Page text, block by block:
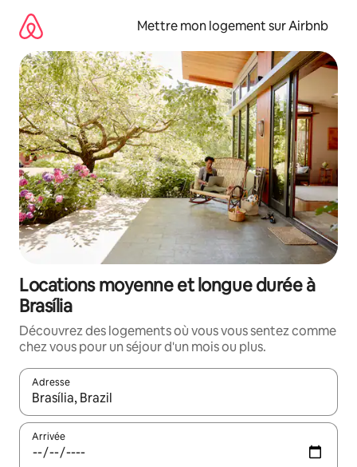
directement
contenu
Mettre mon logement sur Airbnb
Locations moyenne et longue durée à
Brasília
Découvrez des logements où vous vous sentez comme
chez vous pour un séjour d'un mois ou plus.
Adresse
Lorsque les résultats s'affichent, utilisez les flèches vers le
Arrivée